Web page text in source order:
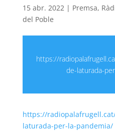
15 abr. 2022| Premsa,
del Poble
https://
de-laturada-
https://
laturada-per-la-pandemia/